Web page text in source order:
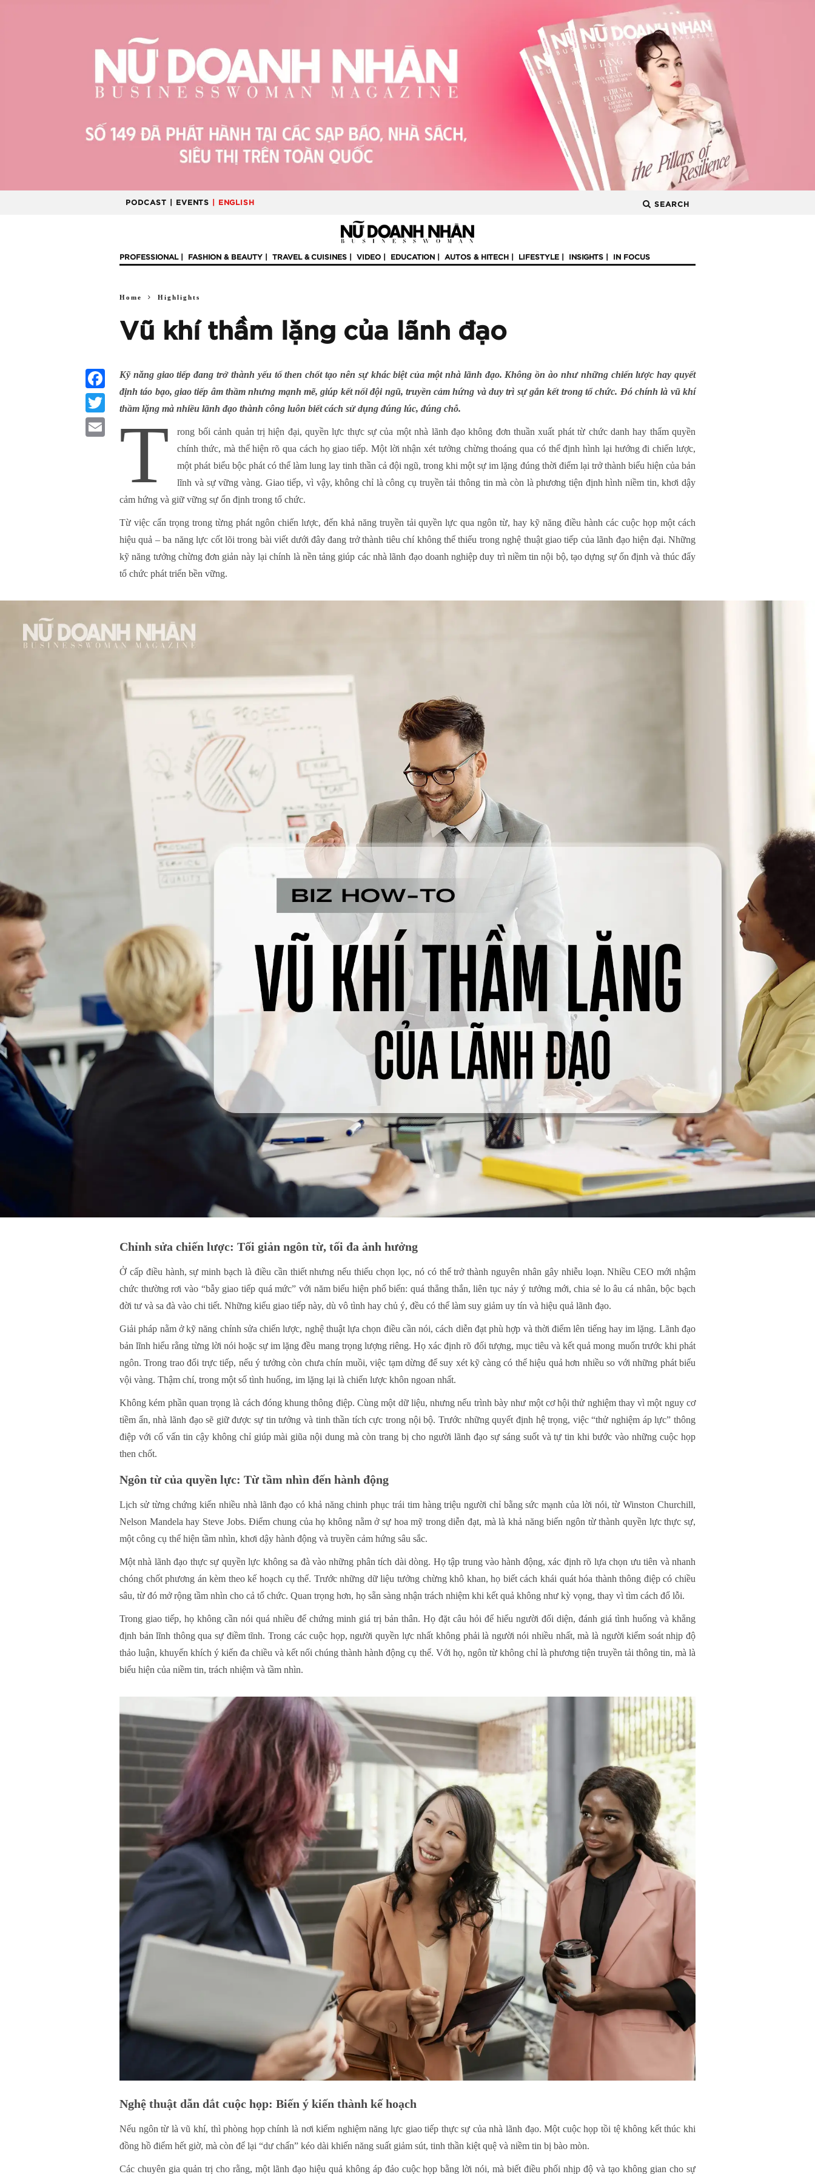
PODCAST | EVENTS | ENGLISH SEARCH
PROFESSIONAL FASHION & BEAUTY TRAVEL & CUISINES VIDEO EDUCATION AUTOS & HITECH LIFESTYLE INSIGHTS IN FOCUS
Home Highlights
Vũ khí thầm lặng của lãnh đạo
Kỹ năng giao tiếp đang trở thành yếu tố then chốt tạo nên sự khác biệt của một nhà lãnh đạo. Không ồn ào như những chiến lược hay quyết
định táo bạo, giao tiếp âm thầm nhưng mạnh mẽ, giúp kết nối đội ngũ, truyền cảm hứng và duy trì sự gắn kết trong tổ chức. Đó chính là vũ khí
thầm lặng mà nhiều lãnh đạo thành công luôn biết cách sử dụng đúng lúc, đúng chỗ.
T
rong bối cảnh quản trị hiện đại, quyền lực thực sự của một nhà lãnh đạo không đơn thuần xuất phát từ chức danh hay thẩm quyền
chính thức, mà thể hiện rõ qua cách họ giao tiếp. Một lời nhận xét tưởng chừng thoáng qua có thể định hình lại hướng đi chiến lược,
một phát biểu bộc phát có thể làm lung lay tinh thần cả đội ngũ, trong khi một sự im lặng đúng thời điểm lại trở thành biểu hiện của bản
lĩnh và sự vững vàng. Giao tiếp, vì vậy, không chỉ là công cụ truyền tải thông tin mà còn là phương tiện định hình niềm tin, khơi dậy
cảm hứng và giữ vững sự ổn định trong tổ chức.
Từ việc cẩn trọng trong từng phát ngôn chiến lược, đến khả năng truyền tải quyền lực qua ngôn từ, hay kỹ năng điều hành các cuộc họp một cách
hiệu quả – ba năng lực cốt lõi trong bài viết dưới đây đang trở thành tiêu chí không thể thiếu trong nghệ thuật giao tiếp của lãnh đạo hiện đại. Những
kỹ năng tưởng chừng đơn giản này lại chính là nền tảng giúp các nhà lãnh đạo doanh nghiệp duy trì niềm tin nội bộ, tạo dựng sự ổn định và thúc đẩy
tổ chức phát triển bền vững.
Chỉnh sửa chiến lược: Tối giản ngôn từ, tối đa ảnh hưởng
Ở cấp điều hành, sự minh bạch là điều cần thiết nhưng nếu thiếu chọn lọc, nó có thể trở thành nguyên nhân gây nhiễu loạn. Nhiều CEO mới nhậm
chức thường rơi vào “bẫy giao tiếp quá mức” với năm biểu hiện phổ biến: quá thẳng thắn, liên tục nảy ý tưởng mới, chia sẻ lo âu cá nhân, bộc bạch
đời tư và sa đà vào chi tiết. Những kiểu giao tiếp này, dù vô tình hay chủ ý, đều có thể làm suy giảm uy tín và hiệu quả lãnh đạo.
Giải pháp nằm ở kỹ năng chỉnh sửa chiến lược, nghệ thuật lựa chọn điều cần nói, cách diễn đạt phù hợp và thời điểm lên tiếng hay im lặng. Lãnh đạo
bản lĩnh hiểu rằng từng lời nói hoặc sự im lặng đều mang trọng lượng riêng. Họ xác định rõ đối tượng, mục tiêu và kết quả mong muốn trước khi phát
ngôn. Trong trao đổi trực tiếp, nếu ý tưởng còn chưa chín muồi, việc tạm dừng để suy xét kỹ càng có thể hiệu quả hơn nhiều so với những phát biểu
vội vàng. Thậm chí, trong một số tình huống, im lặng lại là chiến lược khôn ngoan nhất.
Không kém phần quan trọng là cách đóng khung thông điệp. Cùng một dữ liệu, nhưng nếu trình bày như một cơ hội thử nghiệm thay vì một nguy cơ
tiềm ẩn, nhà lãnh đạo sẽ giữ được sự tin tưởng và tinh thần tích cực trong nội bộ. Trước những quyết định hệ trọng, việc “thử nghiệm áp lực” thông
điệp với cố vấn tin cậy không chỉ giúp mài giũa nội dung mà còn trang bị cho người lãnh đạo sự sáng suốt và tự tin khi bước vào những cuộc họp
then chốt.
Ngôn từ của quyền lực: Từ tầm nhìn đến hành động
Lịch sử từng chứng kiến nhiều nhà lãnh đạo có khả năng chinh phục trái tim hàng triệu người chỉ bằng sức mạnh của lời nói, từ Winston Churchill,
Nelson Mandela hay Steve Jobs. Điểm chung của họ không nằm ở sự hoa mỹ trong diễn đạt, mà là khả năng biến ngôn từ thành quyền lực thực sự,
một công cụ thể hiện tầm nhìn, khơi dậy hành động và truyền cảm hứng sâu sắc.
Một nhà lãnh đạo thực sự quyền lực không sa đà vào những phân tích dài dòng. Họ tập trung vào hành động, xác định rõ lựa chọn ưu tiên và nhanh
chóng chốt phương án kèm theo kế hoạch cụ thể. Trước những dữ liệu tưởng chừng khô khan, họ biết cách khái quát hóa thành thông điệp có chiều
sâu, từ đó mở rộng tầm nhìn cho cả tổ chức. Quan trọng hơn, họ sẵn sàng nhận trách nhiệm khi kết quả không như kỳ vọng, thay vì tìm cách đổ lỗi.
Trong giao tiếp, họ không cần nói quá nhiều để chứng minh giá trị bản thân. Họ đặt câu hỏi để hiểu người đối diện, đánh giá tình huống và khẳng
định bản lĩnh thông qua sự điềm tĩnh. Trong các cuộc họp, người quyền lực nhất không phải là người nói nhiều nhất, mà là người kiểm soát nhịp độ
thảo luận, khuyến khích ý kiến đa chiều và kết nối chúng thành hành động cụ thể. Với họ, ngôn từ không chỉ là phương tiện truyền tải thông tin, mà là
biểu hiện của niềm tin, trách nhiệm và tầm nhìn.
Nghệ thuật dẫn dắt cuộc họp: Biến ý kiến thành kế hoạch
Nếu ngôn từ là vũ khí, thì phòng họp chính là nơi kiểm nghiệm năng lực giao tiếp thực sự của nhà lãnh đạo. Một cuộc họp tồi tệ không kết thúc khi
đồng hồ điểm hết giờ, mà còn để lại “dư chấn” kéo dài khiến năng suất giảm sút, tinh thần kiệt quệ và niềm tin bị bào mòn.
Các chuyên gia quản trị cho rằng, một lãnh đạo hiệu quả không áp đảo cuộc họp bằng lời nói, mà biết điều phối nhịp độ và tạo không gian cho sự
Facebook
Twitter